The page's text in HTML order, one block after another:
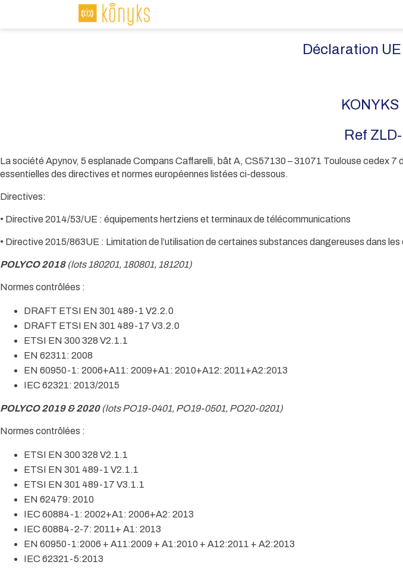
Déclaration
KONYKS
Ref
La société Apynov, 5 esplanade Compans Caffarelli, bât A, CS57130 – 31071 Toulouse cedex
essentielles des directives et normes européennes listées ci-dessous.
Directives:
• Directive 2014/53/UE : équipements hertziens et terminaux de télécommunications
• Directive 2015/863UE : Limitation de l’utilisation de certaines substances dangereuses dans
POLYCO 2018 (lots 180201, 180801, 181201)
Normes contrôlées :
DRAFT ETSI EN 301 489-1 V2.2.0
DRAFT ETSI EN 301 489-17 V3.2.0
ETSI EN 300 328 V2.1.1
EN 62311: 2008
EN 60950-1: 2006+A11: 2009+A1: 2010+A12: 2011+A2:2013
IEC 62321: 2013/2015
POLYCO 2019 & 2020 (lots PO19-0401, PO19-0501, PO20-0201)
Normes contrôlées :
ETSI EN 300 328 V2.1.1
ETSI EN 301 489-1 V2.1.1
ETSI EN 301 489-17 V3.1.1
EN 62479: 2010
IEC 60884-1: 2002+A1: 2006+A2: 2013
IEC 60884-2-7: 2011+ A1: 2013
EN 60950-1:2006 + A11:2009 + A1:2010 + A12:2011 + A2:2013
IEC 62321-5:2013